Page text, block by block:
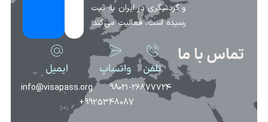
و گردشگری در ایران به ثبت
رسیده است، فعالیت می‌کند.
تماس با ما
تلفن
۰۲۱-۲۶۸۷۷۷۲۴
واتساپ
98-
9925348087+
ایمیل
info@visapass.org